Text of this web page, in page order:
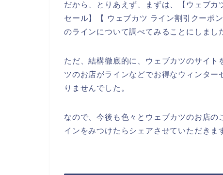
だから、とりあえず、まずは、【ウェブ
セール】【 ウェブカツ ライン割引クーポ
のラインについて調べてみることにしまし
ただ、結構徹底的に、ウェブカツのサイ
ツのお店がラインなどでお得なウィンタ
りませんでした。
なので、今後も色々とウェブカツのお店
インをみつけたらシェアさせていただきま